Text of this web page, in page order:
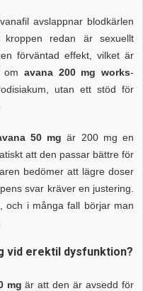
avslappnar blodkärlen
redan är sexuellt
förväntad effekt, vilket är
omavana 200 mg works-
utan ett stöd för
50 mg är 200 mg en
att den passar bättre för
bedömer att lägre doser
svar kräver en justering.
och i många fall börjar man
vid erektil dysfunktion?
mg är att den är avsedd för